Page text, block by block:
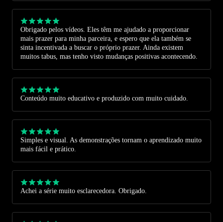
Obrigado pelos vídeos. Eles têm me ajudado a proporcionar
mais prazer para minha parceira, e espero que ela também se
sinta incentivada a buscar o próprio prazer. Ainda existem
muitos tabus, mas tenho visto mudanças positivas acontecendo.
Conteúdo muito educativo e produzido com muito cuidado.
Simples e visual. As demonstrações tornam o aprendizado muito
mais fácil e prático.
Achei a série muito esclarecedora. Obrigado.